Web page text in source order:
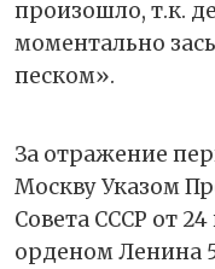
произошло, т.к.
моментально
песком».
За отражение
Москву Указом
Совета СССР от
орденом Ленина